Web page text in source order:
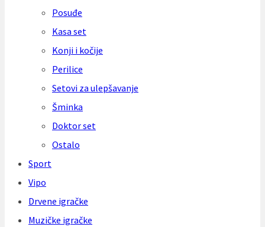
Posuđe
Kasa set
Konji i kočije
Perilice
Setovi za ulepšavanje
Šminka
Doktor set
Ostalo
Sport
Vipo
Drvene igračke
Muzičke igračke